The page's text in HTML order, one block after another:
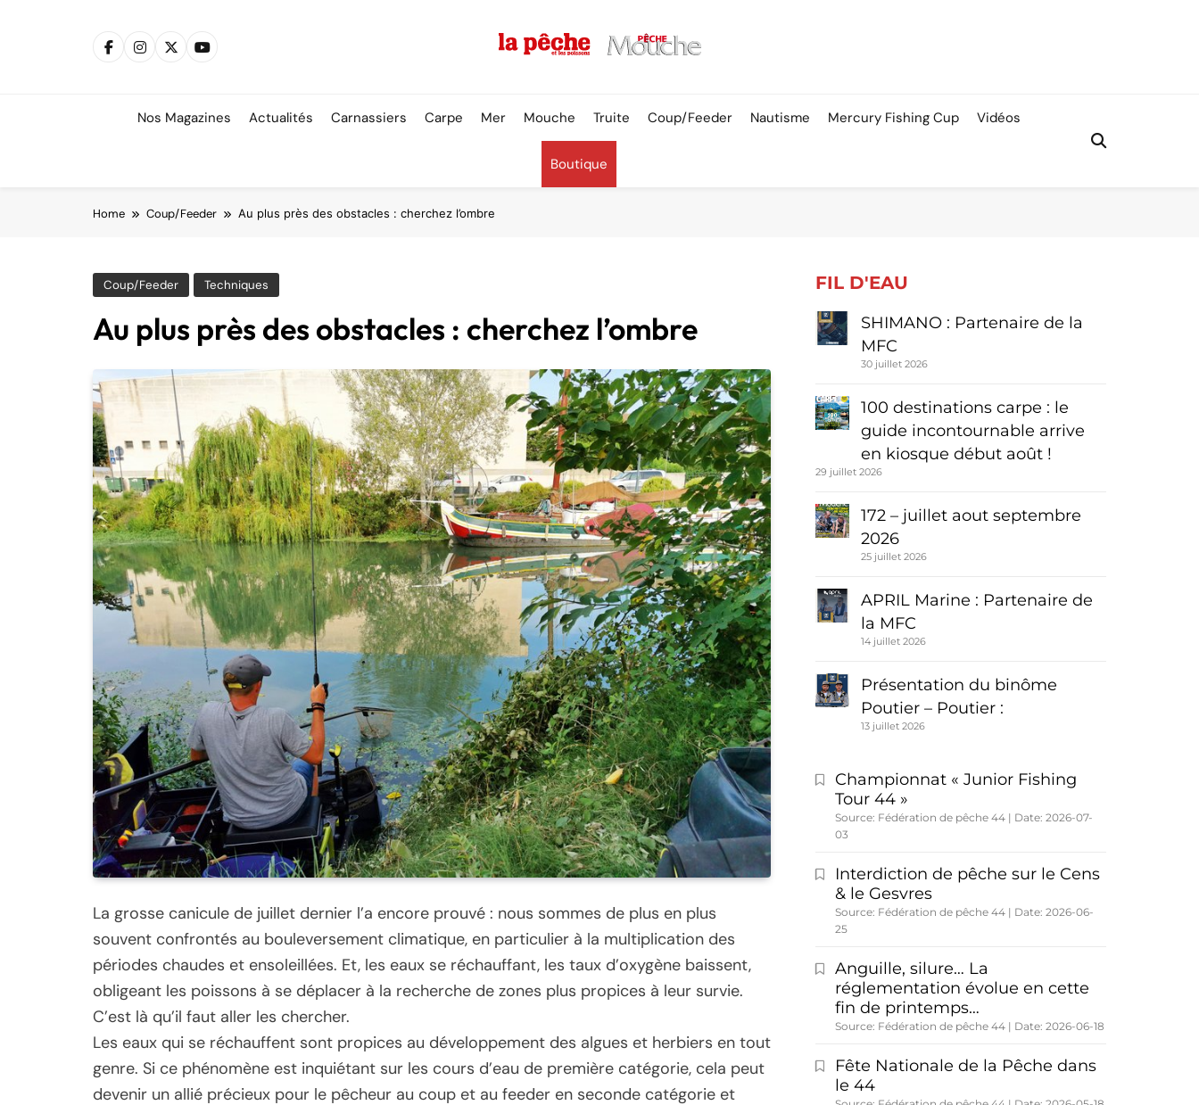
Nos Magazines Actualités Carnassiers Carpe Mer Mouche Truite Coup/Feeder Nautisme Mercury Fishing Cup Vidéos
Boutique
Home Coup/Feeder Au plus près des obstacles : cherchez l’ombre
Coup/Feeder Techniques
Au plus près des obstacles : cherchez l’ombre
La grosse canicule de juillet dernier l’a encore prouvé : nous sommes de plus en plus
souvent confrontés au bouleversement climatique, en particulier à la multiplication des
périodes chaudes et ensoleillées. Et, les eaux se réchauffant, les taux d’oxygène baissent,
obligeant les poissons à se déplacer à la recherche de zones plus propices à leur survie.
C’est là qu’il faut aller les chercher.
Les eaux qui se réchauffent sont propices au développement des algues et herbiers en tout
genre. Si ce phénomène est inquiétant sur les cours d’eau de première catégorie, cela peut
devenir un allié précieux pour le pêcheur au coup et au feeder en seconde catégorie et
FIL D'EAU
SHIMANO : Partenaire de la
MFC
30 juillet 2026
100 destinations carpe : le
guide incontournable arrive
en kiosque début août !
29 juillet 2026
172 – juillet aout septembre
2026
25 juillet 2026
APRIL Marine : Partenaire de
la MFC
14 juillet 2026
Présentation du binôme
Poutier – Poutier :
13 juillet 2026
Championnat « Junior Fishing
Tour 44 »
Source: Fédération de pêche 44
Date: 2026-07-
03
Interdiction de pêche sur le Cens
& le Gesvres
Source: Fédération de pêche 44
Date: 2026-06-
25
Anguille, silure… La
réglementation évolue en cette
fin de printemps…
Source: Fédération de pêche 44 Date: 2026-06-18
Fête Nationale de la Pêche dans
le 44